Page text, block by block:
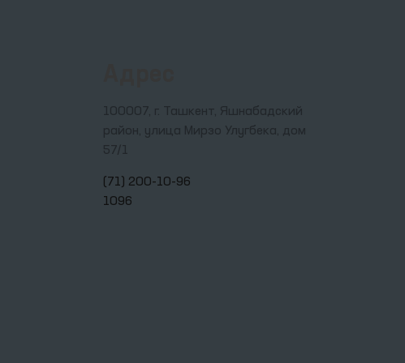
100007, г. Ташкент, Яшнабадский
район, улица Мирзо Улугбека, дом
57/1
(71) 200-10-96
1096